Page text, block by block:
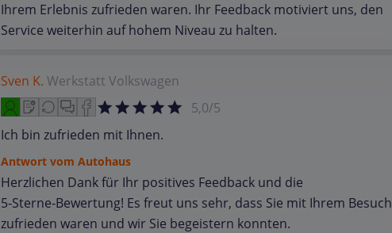
Ihrem Erlebnis zufrieden waren. Ihr Feedback motiviert uns, den
Service weiterhin auf hohem Niveau zu halten.
Sven K. Werkstatt Volkswagen
5,0/5
Ich bin zufrieden mit Ihnen.
Antwort vom Autohaus
Herzlichen Dank für Ihr positives Feedback und die
5‑Sterne‑Bewertung! Es freut uns sehr, dass Sie mit Ihrem Besuch
zufrieden waren und wir Sie begeistern konnten.